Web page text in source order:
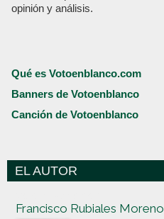
opinión y análisis.
Qué es Votoenblanco.com
Banners de Votoenblanco
Canción de Votoenblanco
EL AUTOR
Francisco Rubiales Moreno